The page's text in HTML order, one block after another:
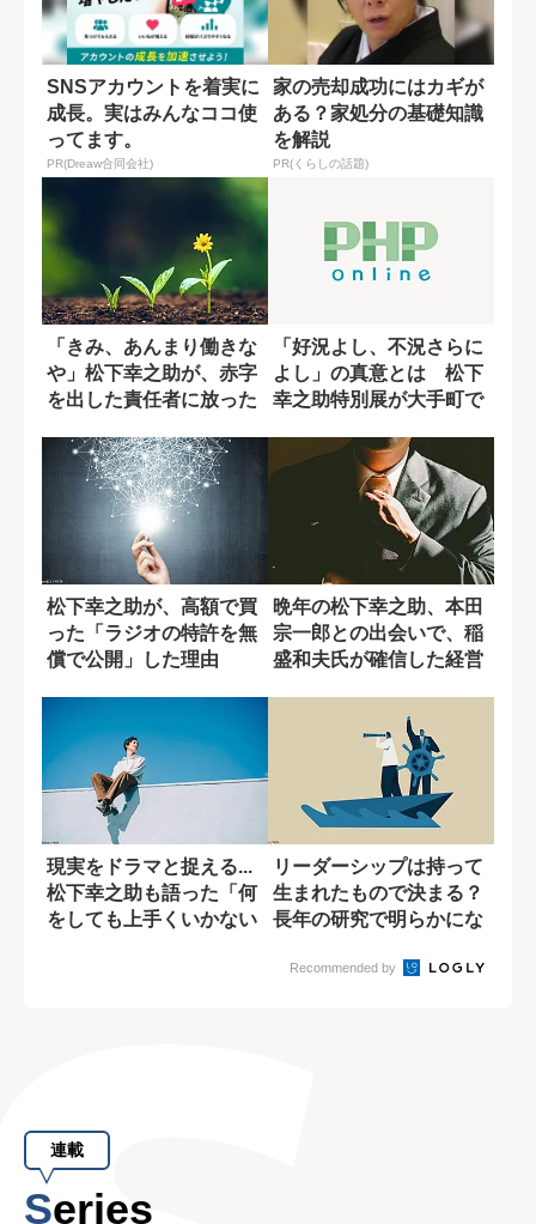
SNSアカウントを着実に
成長。実はみんなココ使
ってます。
PR(Dreaw合同会社)
家の売却成功にはカギが
ある？家処分の基礎知識
を解説
PR(くらしの話題)
「きみ、あんまり働きな
や」松下幸之助が、赤字
を出した責任者に放った
「好況よし、不況さらに
よし」の真意とは 松下
幸之助特別展が大手町で
松下幸之助が、高額で買
った「ラジオの特許を無
償で公開」した理由
晩年の松下幸之助、本田
宗一郎との出会いで、稲
盛和夫氏が確信した経営
現実をドラマと捉える...
松下幸之助も語った「何
をしても上手くいかない
リーダーシップは持って
生まれたもので決まる？
長年の研究で明らかにな
Recommended by
連載
Series